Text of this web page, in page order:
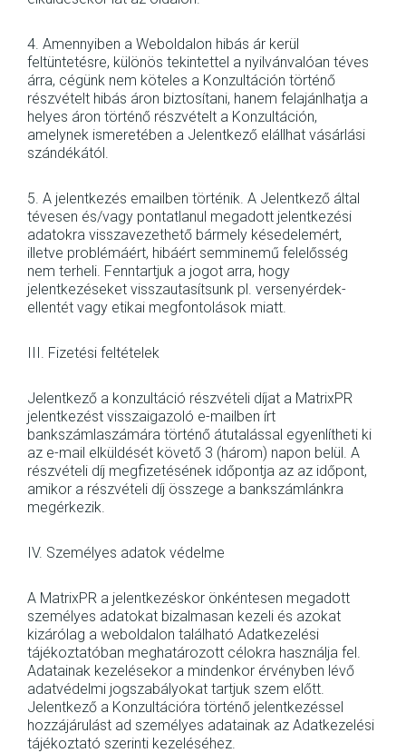
4. Amennyiben a Weboldalon hibás ár kerül
feltüntetésre, különös tekintettel a nyilvánvalóan téves
árra, cégünk nem köteles a Konzultáción történő
részvételt hibás áron biztosítani, hanem felajánlhatja a
helyes áron történő részvételt a Konzultáción,
amelynek ismeretében a Jelentkező elállhat vásárlási
szándékától.
5. A jelentkezés emailben történik. A Jelentkező által
tévesen és/vagy pontatlanul megadott jelentkezési
adatokra visszavezethető bármely késedelemért,
illetve problémáért, hibáért semminemű felelősség
nem terheli. Fenntartjuk a jogot arra, hogy
jelentkezéseket visszautasítsunk pl. versenyérdek-
ellentét vagy etikai megfontolások miatt.
III. Fizetési feltételek
Jelentkező a konzultáció részvételi díjat a MatrixPR
jelentkezést visszaigazoló e-mailben írt
bankszámlaszámára történő átutalással egyenlítheti ki
az e-mail elküldését követő 3 (három) napon belül. A
részvételi díj megfizetésének időpontja az az időpont,
amikor a részvételi díj összege a bankszámlánkra
megérkezik.
IV. Személyes adatok védelme
A MatrixPR a jelentkezéskor önkéntesen megadott
személyes adatokat bizalmasan kezeli és azokat
kizárólag a weboldalon található Adatkezelési
tájékoztatóban meghatározott célokra használja fel.
Adatainak kezelésekor a mindenkor érvényben lévő
adatvédelmi jogszabályokat tartjuk szem előtt.
Jelentkező a Konzultációra történő jelentkezéssel
hozzájárulást ad személyes adatainak az Adatkezelési
tájékoztató szerinti kezeléséhez.